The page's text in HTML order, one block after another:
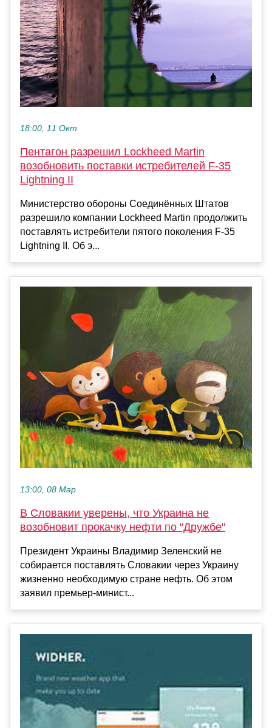
18:00, 11 Окт
Пентагон разрешил Lockheed Martin
возобновить поставки истребителей F-35
Lightning II
Министерство обороны Соединённых Штатов
разрешило компании Lockheed Martin продолжить
поставлять истребители пятого поколения F-35
Lightning II. Об э...
13:00, 08 Мар
В Словакии уверены, что Украина не
возобновит прокачку нефти по "Дружбе"
Президент Украины Владимир Зеленский не
собирается поставлять Словакии через Украину
жизненно необходимую стране нефть. Об этом
заявил премьер-минист...